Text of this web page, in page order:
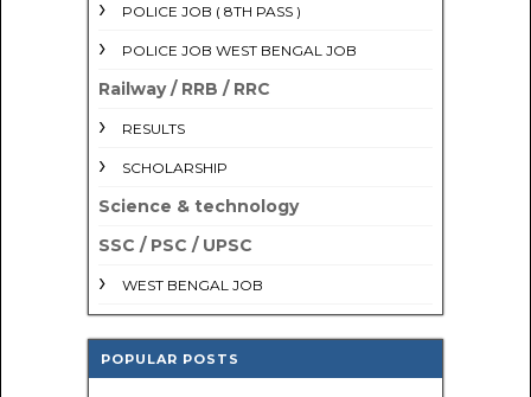
POLICE JOB ( 8TH PASS )
POLICE JOB WEST BENGAL JOB
Railway / RRB / RRC
RESULTS
SCHOLARSHIP
Science & technology
SSC / PSC / UPSC
WEST BENGAL JOB
POPULAR POSTS